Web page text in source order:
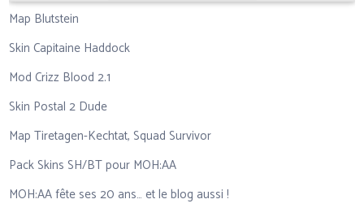
Map Blutstein
Skin Capitaine Haddock
Mod Crizz Blood 2.1
Skin Postal 2 Dude
Map Tiretagen-Kechtat, Squad Survivor
Pack Skins SH/BT pour MOH:AA
MOH:AA fête ses 20 ans… et le blog aussi !